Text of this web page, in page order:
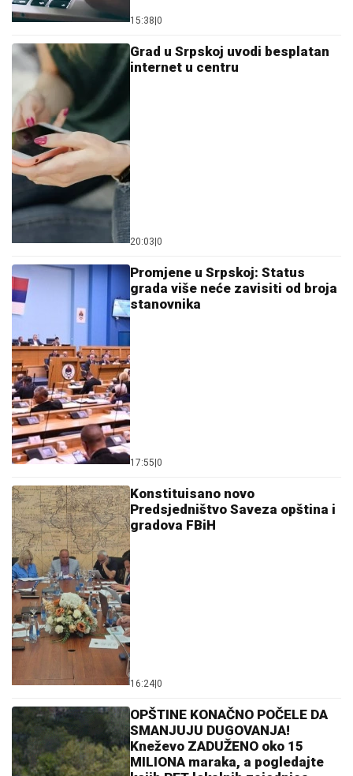
15:38 0
Grad u Srpskoj uvodi besplatan
internet u centru
20:03 0
Promjene u Srpskoj: Status
grada više neće zavisiti od broja
stanovnika
17:55 0
Konstituisano novo
Predsjedništvo Saveza opština i
gradova FBiH
16:24 0
OPŠTINE KONAČNO POČELE DA
SMANJUJU DUGOVANJA!
Kneževo ZADUŽENO oko 15
MILIONA maraka, a pogledajte